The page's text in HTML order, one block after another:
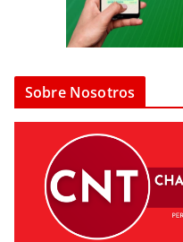
Sobre Nosotros